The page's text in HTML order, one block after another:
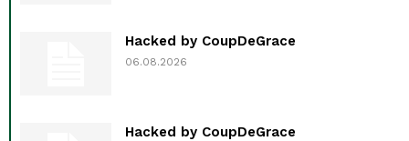
Hacked by CoupDeGrace
06.08.2026
Hacked by CoupDeGrace